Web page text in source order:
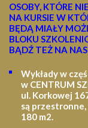
OSOBY, KTÓRE
NA KURSIE W
BĘDĄ MIAŁY
BLOKU
BĄDŹ TEŻ NA
Wykłady w
w CENTRUM
ul. Korkowej
są
180 m2.